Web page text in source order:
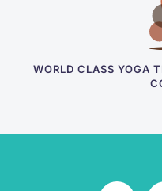
WORLD CLASS YOGA